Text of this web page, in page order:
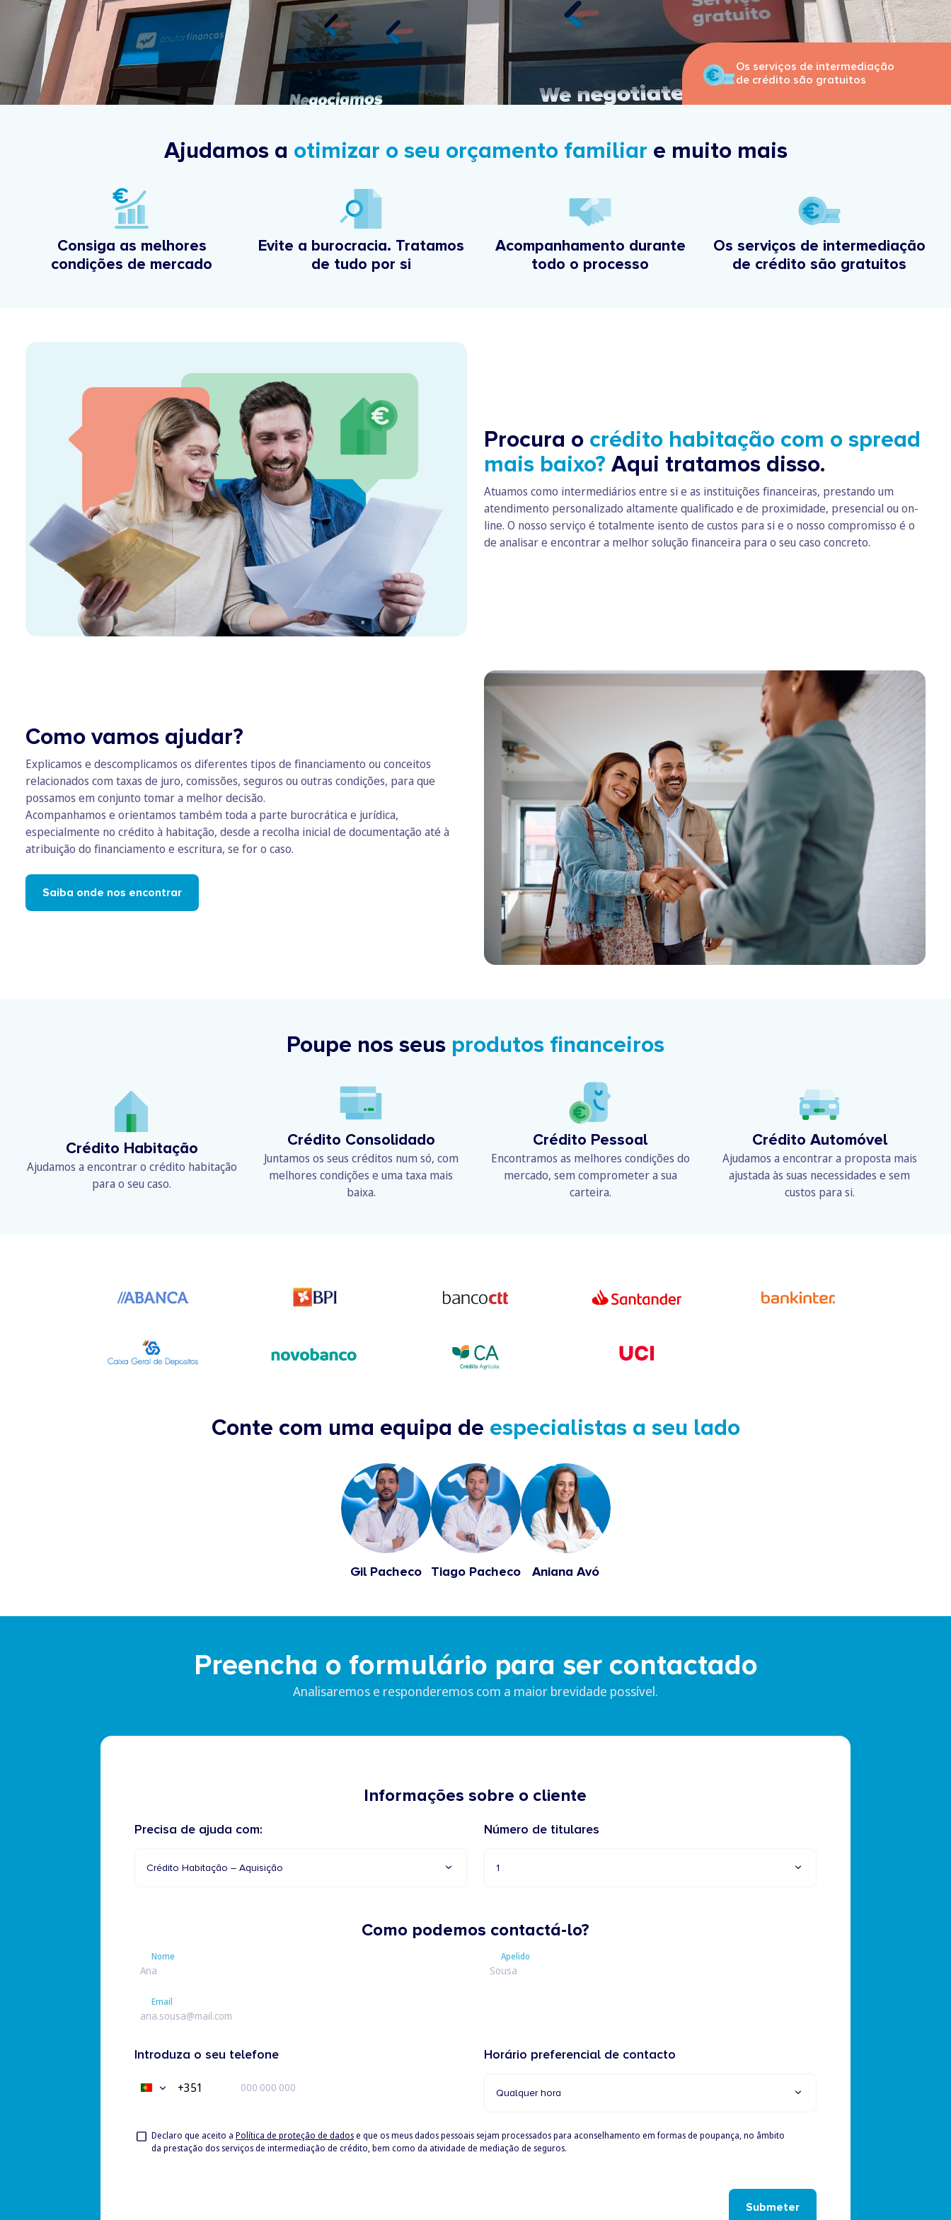
Os serviços de intermediação
de crédito são gratuitos
Ajudamos a otimizar o seu orçamento familiar e muito mais
Consiga as melhores
condições de mercado
Evite a burocracia. Tratamos
de tudo por si
Acompanhamento durante
todo o processo
Os serviços de intermediação
de crédito são gratuitos
Procura o crédito habitação com o spread
mais baixo? Aqui tratamos disso.
Atuamos como intermediários entre si e as instituições financeiras, prestando um
atendimento personalizado altamente qualificado e de proximidade, presencial ou on-
line. O nosso serviço é totalmente isento de custos para si e o nosso compromisso é o
de analisar e encontrar a melhor solução financeira para o seu caso concreto.
Como vamos ajudar?
Explicamos e descomplicamos os diferentes tipos de financiamento ou conceitos
relacionados com taxas de juro, comissões, seguros ou outras condições, para que
possamos em conjunto tomar a melhor decisão.
Acompanhamos e orientamos também toda a parte burocrática e jurídica,
especialmente no crédito à habitação, desde a recolha inicial de documentação até à
atribuição do financiamento e escritura, se for o caso.
Saiba onde nos encontrar
Poupe nos seus produtos financeiros
Crédito Habitação
Ajudamos a encontrar o crédito habitação
para o seu caso.
Crédito Consolidado
Juntamos os seus créditos num só, com
melhores condições e uma taxa mais
baixa.
Crédito Pessoal
Encontramos as melhores condições do
mercado, sem comprometer a sua
carteira.
Crédito Automóvel
Ajudamos a encontrar a proposta mais
ajustada às suas necessidades e sem
custos para si.
Conte com uma equipa de especialistas a seu lado
Gil Pacheco Tiago Pacheco Aniana Avó
Preencha o formulário para ser contactado
Analisaremos e responderemos com a maior brevidade possível.
Informações sobre o cliente
Precisa de ajuda com:
Crédito Habitação – Aquisição
Número de titulares
1
Como podemos contactá-lo?
Nome
Nome Apelido
Apelido
Email
Email
Introduza o seu telefone
Portugal+351
Horário preferencial de contacto
Qualquer hora
Privacy
Check
Declaro que aceito a Política de proteção de dadose que os meus dados pessoais sejam processados para aconselhamento em formas de poupança, no âmbito
da prestação dos serviços de intermediação de crédito, bem como da atividade de mediação de seguros.
Submeter